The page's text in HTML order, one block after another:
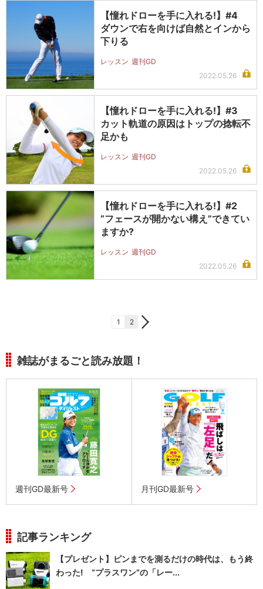
【憧れドローを手に入れる!】#4
ダウンで右を向けば自然とインから
下りる
レッスン 週刊GD
2022.05.26
【憧れドローを手に入れる!】#3
カット軌道の原因はトップの捻転不
足かも
レッスン 週刊GD
2022.05.26
【憧れドローを手に入れる!】#2
“フェースが開かない構え”できてい
ますか?
レッスン 週刊GD
2022.05.26
1 2
雑誌がまるごと読み放題！
週刊GD最新号 月刊GD最新号
記事ランキング
【プレゼント】ピンまでを測るだけの時代は、もう終
わった! “プラスワン”の「レー...